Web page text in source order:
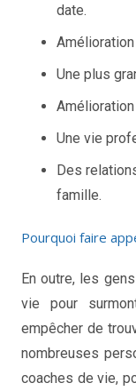
date.
Une plus
Une vie
Des
famille.
Pourquoi faire
En outre, les
vie pour
empêcher de
nombreuses
coaches de vie,